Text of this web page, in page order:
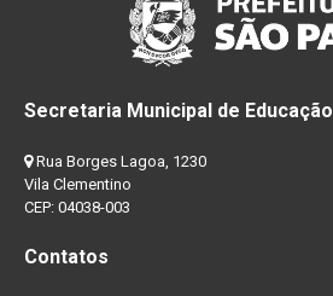
Secretaria Municipal de Educação
Rua Borges Lagoa, 1230
Vila Clementino
CEP: 04038-003
Contatos